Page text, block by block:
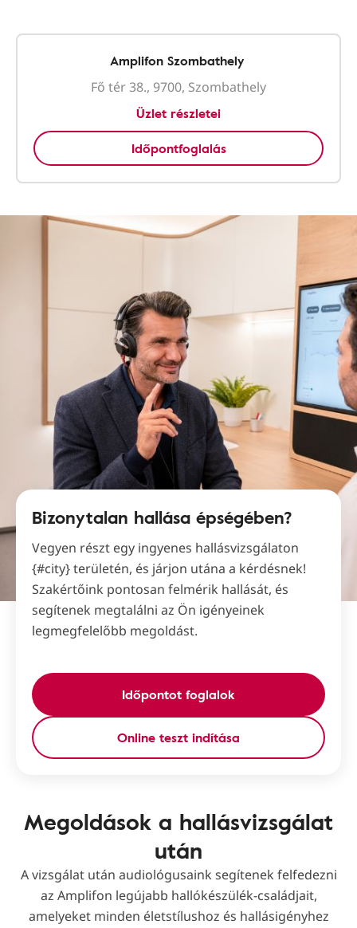
Amplifon Szombathely
Fő tér 38., 9700, Szombathely
Üzlet részletei
Időpontfoglalás
Bizonytalan hallása épségében?
Vegyen részt egy ingyenes hallásvizsgálaton
{#city} területén, és járjon utána a kérdésnek!
Szakértőink pontosan felmérik hallását, és
segítenek megtalálni az Ön igényeinek
legmegfelelőbb megoldást.
Időpontot foglalok
Online teszt indítása
Megoldások a hallásvizsgálat
után
A vizsgálat után audiológusaink segítenek felfedezni
az Amplifon legújabb hallókészülék-családjait,
amelyeket minden életstílushoz és hallásigényhez